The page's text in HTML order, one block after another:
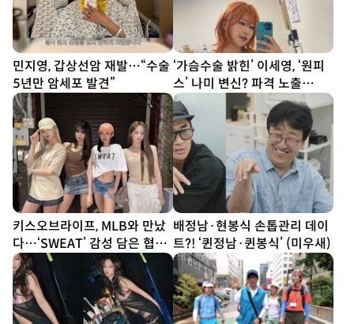
민지영, 갑상선암 재발…“수술
5년만 암세포 발견”
‘가슴수술 밝힌’ 이세영, ‘원피
스’ 나미 변신? 파격 노출
[DA★]
키스오브라이프, MLB와 만났
다…‘SWEAT’ 감성 담은 협업
공개
배정남·현봉식 손톱관리 데이
트?! ‘퀸정남·퀸봉식’ (미우새)